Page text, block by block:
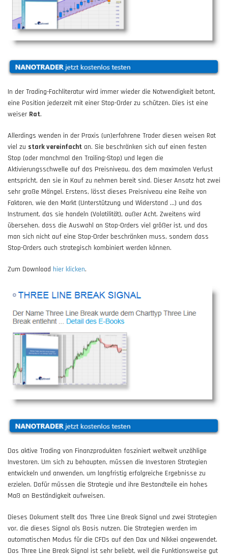
In der Trading-Fachliteratur wird immer wieder die Notwendigkeit betont,
eine Position jederzeit mit einer Stop-Order zu schützen. Dies ist eine
weiser Rat.
Allerdings wenden in der Praxis (un)erfahrene Trader diesen weisen Rat
viel zu stark vereinfacht an. Sie beschränken sich auf einen festen
Stop (oder manchmal den Trailing-Stop) und legen die
Aktivierungsschwelle auf das Preisniveau, das dem maximalen Verlust
entspricht, den sie in Kauf zu nehmen bereit sind. Dieser Ansatz hat zwei
sehr große Mängel. Erstens, lässt dieses Preisniveau eine Reihe von
Faktoren, wie den Markt (Unterstützung und Widerstand ...) und das
Instrument, das sie handeln (Volatilität), außer Acht. Zweitens wird
übersehen, dass die Auswahl an Stop-Orders viel größer ist, und das
man sich nicht auf eine Stop-Order beschränken muss, sondern dass
Stop-Orders auch strategisch kombiniert werden können.
Zum Download hier klicken.
Das aktive Trading von Finanzprodukten fasziniert weltweit unzählige
Investoren. Um sich zu behaupten, müssen die Investoren Strategien
entwickeln und anwenden, um langfristig erfolgreiche Ergebnisse zu
erzielen. Dafür müssen die Strategie und ihre Bestandteile ein hohes
Maß an Beständigkeit aufweisen.
Dieses Dokument stellt das Three Line Break Signal und zwei Strategien
vor, die dieses Signal als Basis nutzen. Die Strategien werden im
automatischen Modus für die CFDs auf den Dax und Nikkei angewendet.
Das Three Line Break Signal ist sehr beliebt, weil die Funktionsweise gut